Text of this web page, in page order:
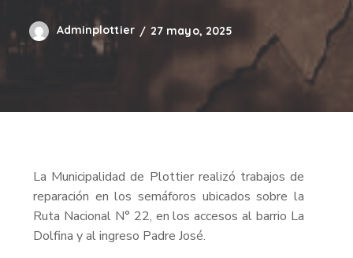
Adminplottier 27 mayo, 2025
La Municipalidad de Plottier realizó trabajos de
reparación en los semáforos ubicados sobre la
Ruta Nacional N° 22, en los accesos al barrio La
Dolfina y al ingreso Padre José.